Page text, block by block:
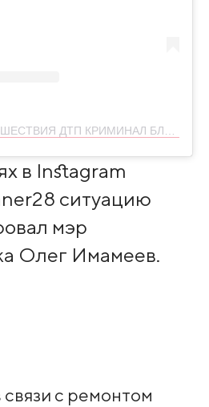
Публикация от ПРОИСШЕСТВИЯ ДТП КРИМИНАЛ БЛГ (@skaner28)
в Instagram
ситуацию
мэр
Олег Имамеев.
с ремонтом